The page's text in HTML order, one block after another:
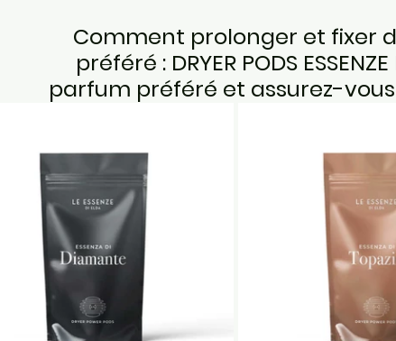
Comment prolonger et fixer
préféré : DRYER PODS
parfum préféré et assurez-